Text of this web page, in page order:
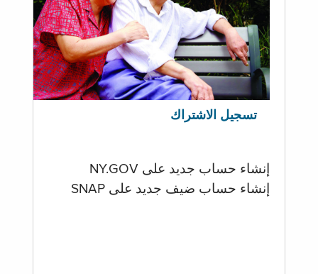
تسجيل الاشتراك
إنشاء حساب جديد على NY.GOV
إنشاء حساب ضيف جديد على SNAP